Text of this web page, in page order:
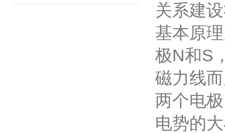
关系建
基本原
极N和S
磁力线
两个电
电势的